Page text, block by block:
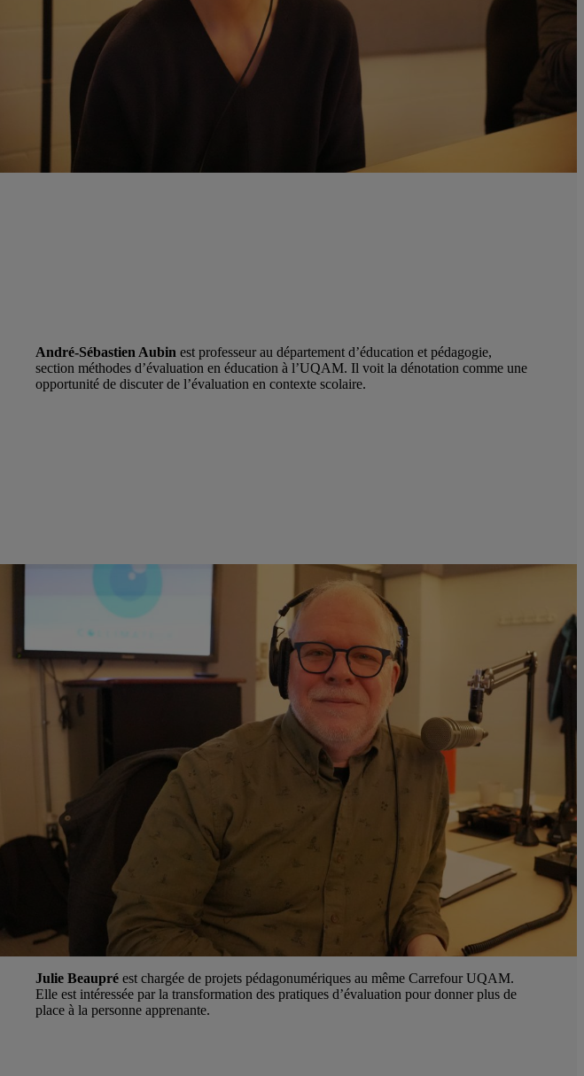
André-Sébastien Aubin est professeur au département d’éducation et pédagogie,
section méthodes d’évaluation en éducation à l’UQAM. Il voit la dénotation comme une
opportunité de discuter de l’évaluation en contexte scolaire.
Julie Beaupré est chargée de projets pédagonumériques au même Carrefour UQAM.
Elle est intéressée par la transformation des pratiques d’évaluation pour donner plus de
place à la personne apprenante.